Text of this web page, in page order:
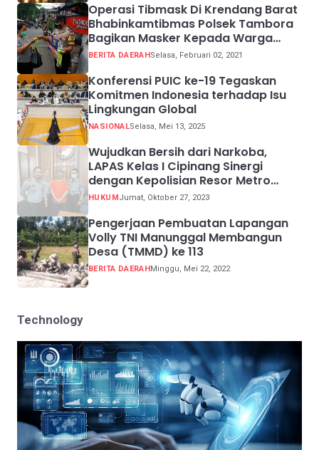
Operasi Tibmask Di Krendang Barat
Bhabinkamtibmas Polsek Tambora
Bagikan Masker Kepada Warga
Pelanggar Prokes
BERITA DAERAHSelasa, Februari 02, 2021
Konferensi PUIC ke-19 Tegaskan
Komitmen Indonesia terhadap Isu
Lingkungan Global
NASIONALSelasa, Mei 13, 2025
Wujudkan Bersih dari Narkoba,
LAPAS Kelas I Cipinang Sinergi
dengan Kepolisian Resor Metro
Jakarta Barat
HUKUMJumat, Oktober 27, 2023
Pengerjaan Pembuatan Lapangan
Volly TNI Manunggal Membangun
Desa (TMMD) ke 113
BERITA DAERAHMinggu, Mei 22, 2022
Technology